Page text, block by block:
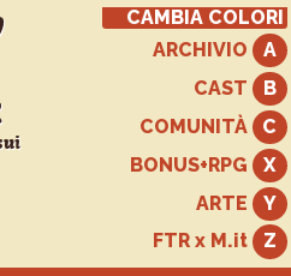
CAMBIA COLORI
ARCHIVIO
CAST
COMUNITÀ
BONUS+RPG
ARTE
FTR x M.it